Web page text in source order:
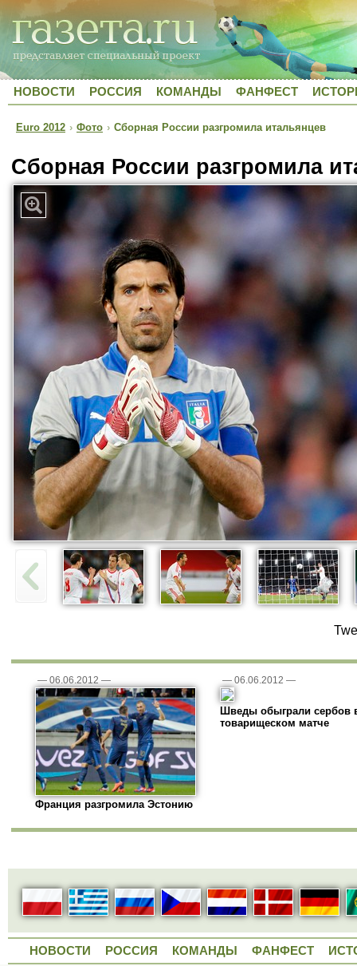
НОВОСТИ РОССИЯ КОМАНДЫ ФАНФЕСТ
Euro 2012 › Фото › Сборная России разгромила итальянцев
Сборная России разгромила
— 06.06.2012 —
Франция разгромила Эстонию
— 06.06.2012 —
Шведы обыграли сербов
товарищеском матче
НОВОСТИ РОССИЯ КОМАНДЫ ФАНФЕСТ